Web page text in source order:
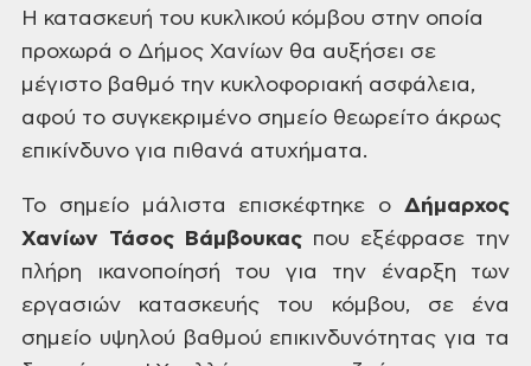
Η κατασκευή του κυκλικού κόμβου στην οποία
προχωρά ο Δήμος Χανίων θα αυξήσει σε
μέγιστο βαθμό την κυκλοφοριακή ασφάλεια,
αφού το συγκεκριμένο σημείο θεωρείτο άκρως
επικίνδυνο για πιθανά ατυχήματα.
Το σημείο μάλιστα επισκέφτηκε ο Δήμαρχος
Χανίων Τάσος Βάμβουκας που εξέφρασε την
πλήρη ικανοποίησή του για την έναρξη των
εργασιών κατασκευής του κόμβου, σε ένα
σημείο υψηλού βαθμού επικινδυνότητας για τα